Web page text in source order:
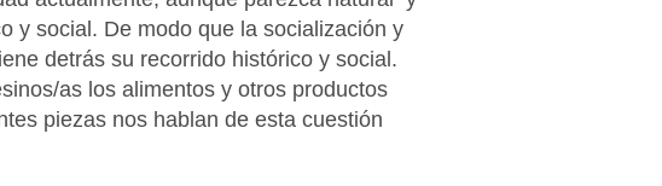
y social. De modo que la socialización y
detrás su recorrido histórico y social.
as los alimentos y otros productos
piezas nos hablan de esta cuestión